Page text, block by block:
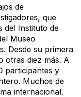
de
que
del Instituto de
Museo
Desde su primera
otras diez más. A
participantes y
Muchos de
internacional.